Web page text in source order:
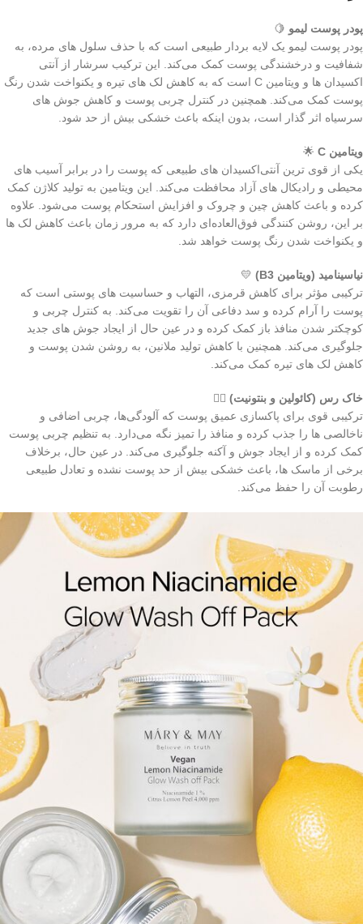
پودر پوست لیمو 🍋
پودر پوست لیمو یک لایه‌ بردار طبیعی است که با حذف سلول‌ های مرده، به
شفافیت و درخشندگی پوست کمک می‌کند. این ترکیب سرشار از آنتی‌
اکسیدان‌ ها و ویتامین C است که به کاهش لک‌ های تیره و یکنواخت شدن رنگ
پوست کمک می‌کند. همچنین در کنترل چربی پوست و کاهش جوش‌ های
سرسیاه اثر گذار است، بدون اینکه باعث خشکی بیش از حد شود.
ویتامین C
🌟
یکی از قوی‌ ترین آنتی‌اکسیدان‌ های طبیعی که پوست را در برابر آسیب‌ های
محیطی و رادیکال‌ های آزاد محافظت می‌کند. این ویتامین به تولید کلاژن کمک
کرده و باعث کاهش چین‌ و چروک و افزایش استحکام پوست می‌شود. علاوه
بر این، روشن‌ کنندگی فوق‌العاده‌ای دارد که به مرور زمان باعث کاهش لک‌ ها
و یکنواخت شدن رنگ پوست خواهد شد.
نیاسینامید (ویتامین B3)
💛
ترکیبی مؤثر برای کاهش قرمزی، التهاب و حساسیت‌ های پوستی است که
پوست را آرام کرده و سد دفاعی آن را تقویت می‌کند. به کنترل چربی و
کوچکتر شدن منافذ باز کمک کرده و در عین حال از ایجاد جوش‌ های جدید
جلوگیری می‌کند. همچنین با کاهش تولید ملانین، به روشن شدن پوست و
کاهش لک‌ های تیره کمک می‌کند.
خاک رس (کائولین و بنتونیت) 🧖‍♀️
ترکیبی قوی برای پاکسازی عمیق پوست که آلودگی‌ها، چربی اضافی و
ناخالصی‌ ها را جذب کرده و منافذ را تمیز نگه می‌دارد. به تنظیم چربی پوست
کمک کرده و از ایجاد جوش و آکنه جلوگیری می‌کند. در عین حال، برخلاف
برخی از ماسک‌ ها، باعث خشکی بیش از حد پوست نشده و تعادل طبیعی
رطوبت آن را حفظ می‌کند.